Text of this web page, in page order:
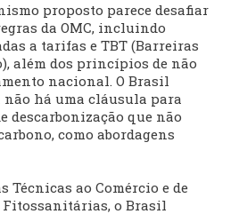
proposto parece desafiar
da OMC, incluindo
a tarifas e TBT (Barreiras
além dos princípios de não
nacional. O Brasil
não há uma cláusula para
descarbonização que não
como abordagens
Técnicas ao Comércio e de
o Brasil